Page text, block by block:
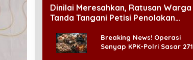
Dinilai Meresahkan, Ratusan Warga
Tanda Tangani Petisi Penolakan
Breaking News! Operasi
Senyap KPK-Polri Sasar 271